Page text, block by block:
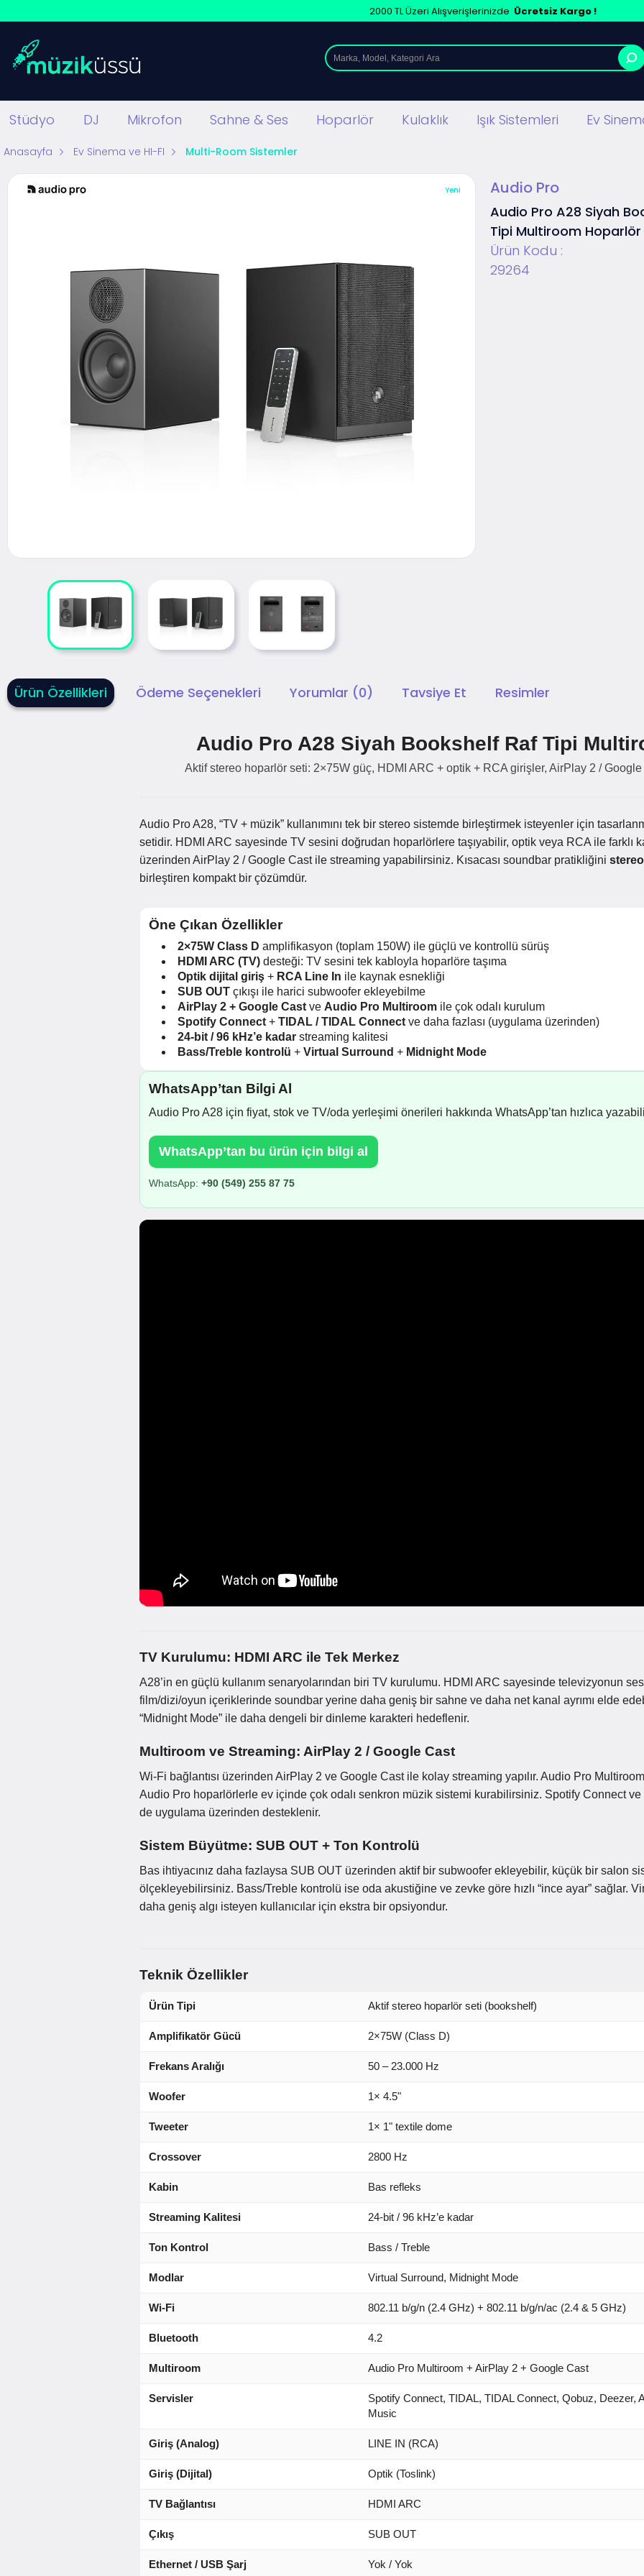
2000 TL Üzeri Alışverişlerinizde Ücretsiz Kargo !
Stüdyo DJ Mikrofon Sahne & Ses Hoparlör Kulaklık Işık Sistemleri Ev
Anasayfa Ev Sinema ve HI-FI Multi-Room Sistemler
Yeni Audio Pro
Audio Pro A28 Siyah
Tipi Multiroom Hoparlör
Ürün Kodu :
29264
Ürün Özellikleri Ödeme Seçenekleri Yorumlar (0) Tavsiye Et Resimler
Audio Pro A28 Siyah Bookshelf Raf Tipi
Aktif stereo hoparlör seti: 2×75W güç, HDMI ARC + optik + RCA girişler, AirPlay 2 / Google
Audio Pro A28, “TV + müzik” kullanımını tek bir stereo sistemde birleştirmek isteyenler için
setidir. HDMI ARC sayesinde TV sesini doğrudan hoparlörlere taşıyabilir, optik veya RCA ile farklı
üzerinden AirPlay 2 / Google Cast ile streaming yapabilirsiniz. Kısacası soundbar pratikliğini
birleştiren kompakt bir çözümdür.
Öne Çıkan Özellikler
2×75W Class D amplifikasyon (toplam 150W) ile güçlü ve kontrollü sürüş
HDMI ARC (TV)desteği: TV sesini tek kabloyla hoparlöre taşıma
Optik dijital giriş+ RCA Line In ile kaynak esnekliği
SUB OUTçıkışı ile harici subwoofer ekleyebilme
AirPlay 2 + Google Castve Audio Pro Multiroomile çok odalı kurulum
Spotify Connect+ TIDAL / TIDAL Connectve daha fazlası (uygulama üzerinden)
24-bit / 96 kHz’e kadarstreaming kalitesi
Bass/Treble kontrolü + Virtual Surround + Midnight Mode
WhatsApp’tan Bilgi Al
Audio Pro A28 için fiyat, stok ve TV/oda yerleşimi önerileri hakkında WhatsApp’tan hızlıca
WhatsApp’tan bu ürün için bilgi al
WhatsApp: +90 (549) 255 87 75
TV Kurulumu: HDMI ARC ile Tek Merkez
A28’in en güçlü kullanım senaryolarından biri TV kurulumu. HDMI ARC sayesinde televizyonun
film/dizi/oyun içeriklerinde soundbar yerine daha geniş bir sahne ve daha net kanal ayrımı elde
“Midnight Mode” ile daha dengeli bir dinleme karakteri hedeflenir.
Multiroom ve Streaming: AirPlay 2 / Google Cast
Wi-Fi bağlantısı üzerinden AirPlay 2 ve Google Cast ile kolay streaming yapılır. Audio Pro
Audio Pro hoparlörlerle ev içinde çok odalı senkron müzik sistemi kurabilirsiniz. Spotify Connect
de uygulama üzerinden desteklenir.
Sistem Büyütme: SUB OUT + Ton Kontrolü
Bas ihtiyacınız daha fazlaysa SUB OUT üzerinden aktif bir subwoofer ekleyebilir, küçük bir salon
ölçekleyebilirsiniz. Bass/Treble kontrolü ise oda akustiğine ve zevke göre hızlı “ince ayar” sağlar.
daha geniş algı isteyen kullanıcılar için ekstra bir opsiyondur.
Teknik Özellikler
Ürün Tipi Aktif stereo hoparlör seti (bookshelf)
Amplifikatör Gücü 2×75W (Class D)
Frekans Aralığı 50 – 23.000 Hz
Woofer 1× 4.5"
Tweeter 1× 1" textile dome
Crossover 2800 Hz
Kabin Bas refleks
Streaming Kalitesi 24-bit / 96 kHz’e kadar
Ton Kontrol Bass / Treble
Modlar Virtual Surround, Midnight Mode
Wi-Fi 802.11 b/g/n (2.4 GHz) + 802.11 b/g/n/ac (2.4 & 5 GHz)
Bluetooth 4.2
Multiroom Audio Pro Multiroom + AirPlay 2 + Google Cast
Servisler
Spotify Connect, TIDAL, TIDAL Connect, Qobuz, Deezer,
Music
Giriş (Analog) LINE IN (RCA)
Giriş (Dijital) Optik (Toslink)
TV Bağlantısı HDMI ARC
Çıkış SUB OUT
Ethernet / USB Şarj Yok / Yok